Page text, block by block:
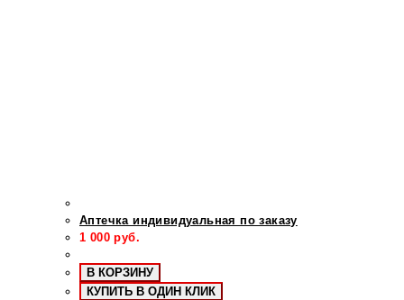
Аптечка индивидуальная по заказу
1 000 руб.
В КОРЗИНУ
КУПИТЬ В ОДИН КЛИК